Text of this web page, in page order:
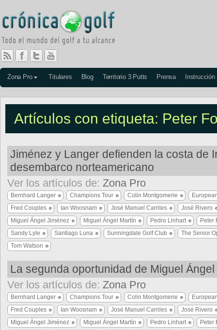
Zona Pro Titulares Blog Territorio 3 Putts Prensa Instrucción
Artículos con etiqueta: Peter
Jiménez y Langer defienden la costa de
desembarco norteamericano
Ver los artículos de: Zona Pro
Bernhard Langer Champions Tour Colin Montgomerie
Fred Couples
Ian Woosnam José Manuel Carriles
José Rivero
Miguel Ángel Jiménez
Miguel Ángel Martín Pedro Linhart
Peter
Sandy Lyle
Santiago Luna Sunningdale Golf Club
The Senior
Tom Watson
La segunda oportunidad de Miguel
Ver los artículos de: Zona Pro
Bernhard Langer Champions Tour Colin Montgomerie
Fred Couples
Ian Woosnam José Manuel Carriles
José Rivero
Miguel Ángel Jiménez
Miguel Ángel Martín Pedro Linhart
Peter